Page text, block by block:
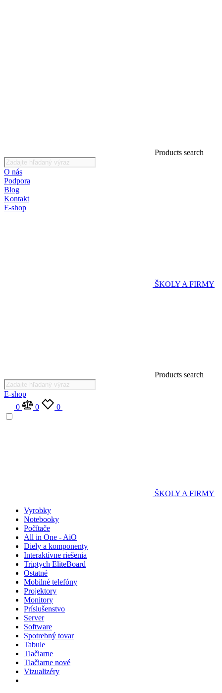
Products search
O nás
Podpora
Blog
Kontakt
E-shop
ŠKOLY A FIRMY
Products search
E-shop
0
0 0
ŠKOLY A FIRMY
Vyrobky
Notebooky
Počítače
All in One - AiO
Diely a komponenty
Interaktívne riešenia
Triptych EliteBoard
Ostatné
Mobilné telefóny
Projektory
Monitory
Príslušenstvo
Server
Software
Spotrebný tovar
Tabule
Tlačiarne
Tlačiarne nové
Vizualizéry